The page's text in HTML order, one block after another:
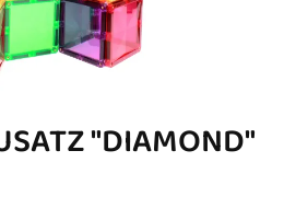
"DIAMOND"